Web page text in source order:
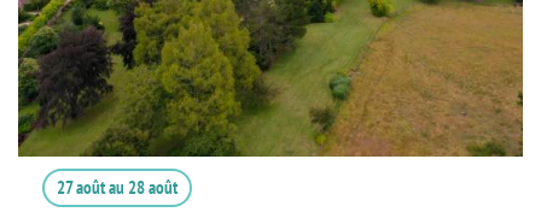
27 aoûtau 28 août